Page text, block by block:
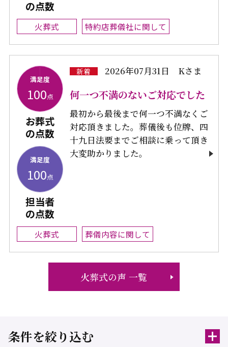
の点数
火葬式 特約店葬儀社に関して
満足度
100点
お葬式
の点数
満足度
100点
担当者
の点数
新着 2026年07月31日 Kさま
何一つ不満のないご対応でした
最初から最後まで何一つ不満なくご
対応頂きました。葬儀後も位牌、四
十九日法要までご相談に乗って頂き
大変助かりました。
火葬式 葬儀内容に関して
火葬式の声 一覧
条件を絞り込む